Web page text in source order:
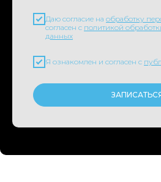
Даю согласие на обработку
согласен с политикой
данных
Я ознакомлен и согласен с